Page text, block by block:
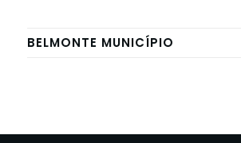
BELMONTE MUNICÍPIO